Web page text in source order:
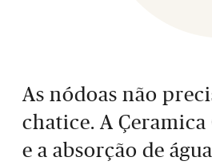
As nódoas não
chatice. A
e a absorção de